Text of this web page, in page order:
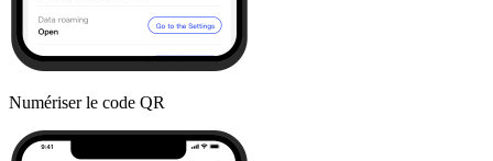
Numériser le code QR